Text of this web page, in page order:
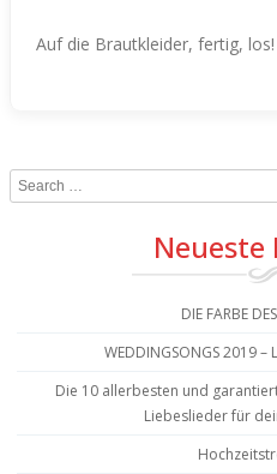
Auf die Brautkleider, fertig, los!
Search
Neueste
DIE FARBE
WEDDINGSONGS 2019
Die 10 allerbesten und
Liebeslieder für